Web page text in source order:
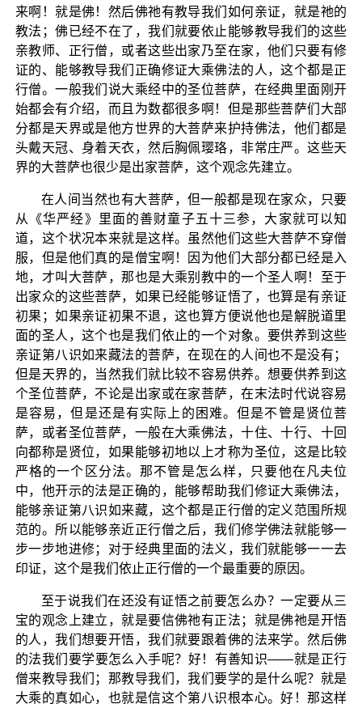
来啊！就是佛！然后佛祂有教导我们如何亲证，就是祂的
教法；佛已经不在了，我们就要依止能够教导我们的这些
亲教师、正行僧，或者这些出家乃至在家，他们只要有修
证的、能够教导我们正确修证大乘佛法的人，这个都是正
行僧。一般我们说大乘经中的圣位菩萨，在经典里面刚开
始都会有介绍，而且为数都很多啊！但是那些菩萨们大部
分都是天界或是他方世界的大菩萨来护持佛法，他们都是
头戴天冠、身着天衣，然后胸佩璎珞，非常庄严。这些天
界的大菩萨也很少是出家菩萨，这个观念先建立。
在人间当然也有大菩萨，但一般都是现在家众，只要
从《华严经》里面的善财童子五十三参，大家就可以知
道，这个状况本来就是这样。虽然他们这些大菩萨不穿僧
服，但是他们真的是僧宝啊！因为他们大部分都已经是入
地，才叫大菩萨，那也是大乘别教中的一个圣人啊！至于
出家众的这些菩萨，如果已经能够证悟了，也算是有亲证
初果；如果亲证初果不退，这也算方便说他也是解脱道里
面的圣人，这个也是我们依止的一个对象。要供养到这些
亲证第八识如来藏法的菩萨，在现在的人间也不是没有；
但是天界的，当然我们就比较不容易供养。想要供养到这
个圣位菩萨，不论是出家或在家菩萨，在末法时代说容易
是容易，但是还是有实际上的困难。但是不管是贤位菩
萨，或者圣位菩萨，一般在大乘佛法，十住、十行、十回
向都称是贤位，如果能够初地以上才称为圣位，这是比较
严格的一个区分法。那不管是怎么样，只要他在凡夫位
中，他开示的法是正确的，能够帮助我们修证大乘佛法，
能够亲证第八识如来藏，这个都是正行僧的定义范围所规
范的。所以能够亲近正行僧之后，我们修学佛法就能够一
步一步地进修；对于经典里面的法义，我们就能够一一去
印证，这个是我们依止正行僧的一个最重要的原因。
至于说我们在还没有证悟之前要怎么办？一定要从三
宝的观念上建立，就是要信佛祂有正法；就是佛祂是开悟
的人，我们想要开悟，我们就要跟着佛的法来学。然后佛
的法我们要学要怎么入手呢？好！有善知识——就是正行
僧来教导我们；那教导我们，我们要学的是什么呢？就是
大乘的真如心，也就是信这个第八识根本心。好！那这样